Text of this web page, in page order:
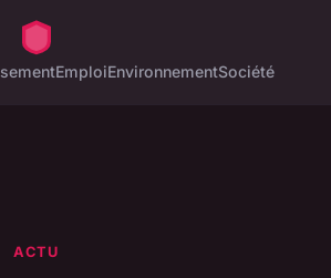
EmploiEnvironnementSociété
ACTU